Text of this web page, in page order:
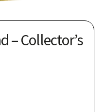
– Collector’s